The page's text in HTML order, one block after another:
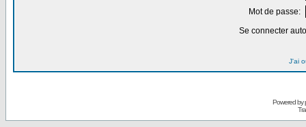
Mot de passe:
Se connecter
J'ai
Powered by